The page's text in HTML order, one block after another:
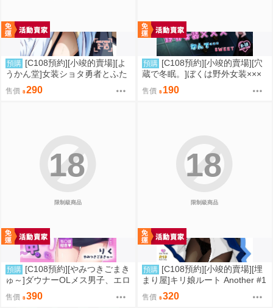
預購 [C108預約][小竣的賣場][よ
うかん堂]女装ショタ勇者とふた
なり僧侶 同人誌id=3783030
售價 290
預購 [C108預約][小竣的賣場][穴
蔵で冬眠。]ぼくは野外女装×××
なんて…SWEET 同人誌id=3774
615
售價 190
限制級商品
18
預購 [C108預約][やみつきごまき
ゅ～]ダウナーOLメス男子、エロ
がり残業中。【特典付】 同人誌i
d=3735920
售價 390
限制級商品
18
預購 [C108預約][小竣的賣場][埋
まり屋]キリ娘ルート Another #1
0 中編 ~浮気デート編~ 同人誌id
=3764106
售價 320